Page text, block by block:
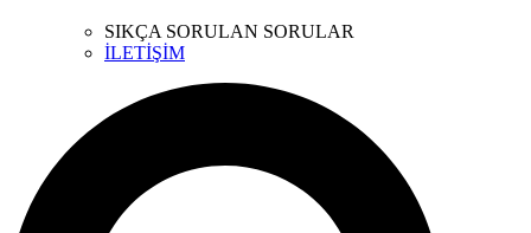
SIKÇA SORULAN SORULAR
İLETİŞİM